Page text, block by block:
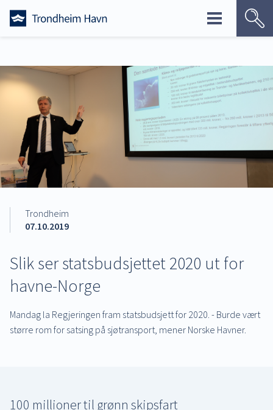
Skip
Trondheim
07.10.2019
Slik ser statsbudsjettet 2020 ut for
havne-Norge
Mandag la Regjeringen fram statsbudsjett for 2020. - Burde vært
større rom for satsing på sjøtransport, mener Norske Havner.
100 millioner til grønn skipsfart